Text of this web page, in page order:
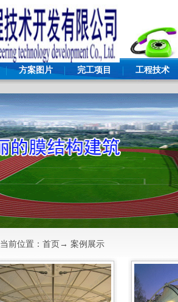
方案图片 完工项目 工程技术
当前位置：首页→ 案例展示